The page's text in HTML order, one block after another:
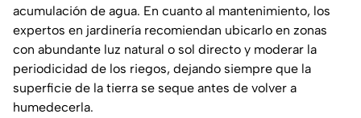
acumulación de agua. En cuanto al mantenimiento, los
expertos en jardinería recomiendan ubicarlo en zonas
con abundante luz natural o sol directo y moderar la
periodicidad de los riegos, dejando siempre que la
superficie de la tierra se seque antes de volver a
humedecerla.